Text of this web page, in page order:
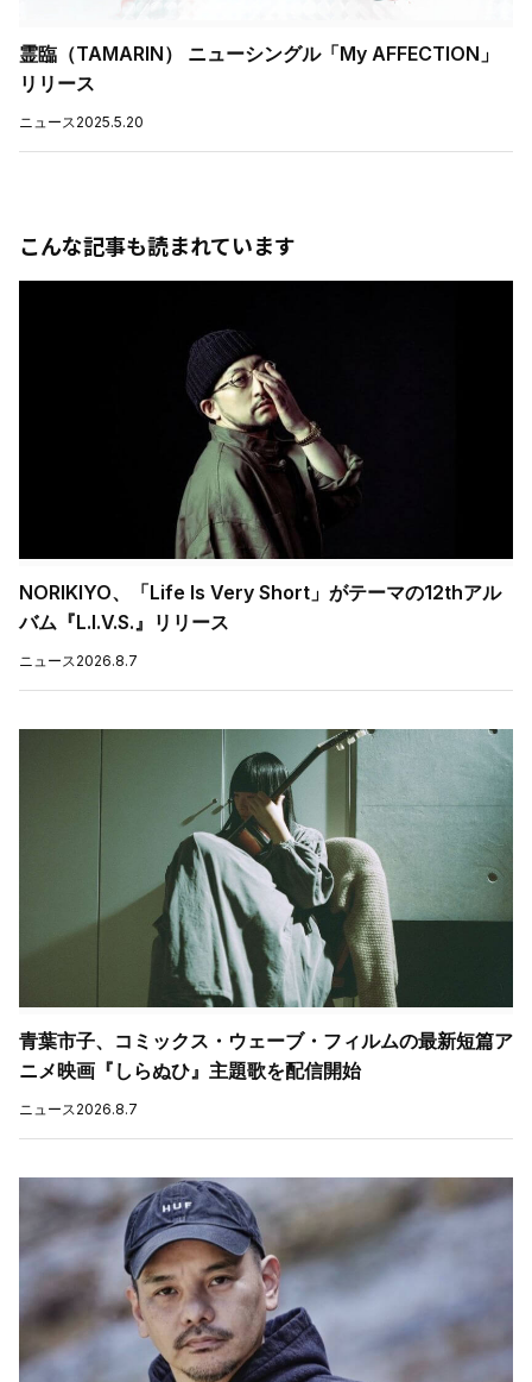
霊臨（TAMARIN） ニューシングル「My AFFECTION」
リリース
ニュース2025.5.20
こんな記事も読まれています
NORIKIYO、「Life Is Very Short」がテーマの12thアル
バム『L.I.V.S.』リリース
ニュース2026.8.7
青葉市子、コミックス・ウェーブ・フィルムの最新短篇ア
ニメ映画『しらぬひ』主題歌を配信開始
ニュース2026.8.7